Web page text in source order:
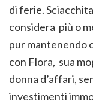
di ferie.
considera più o
pur mantenendo
con Flora, sua
donna d’affari,
investimenti